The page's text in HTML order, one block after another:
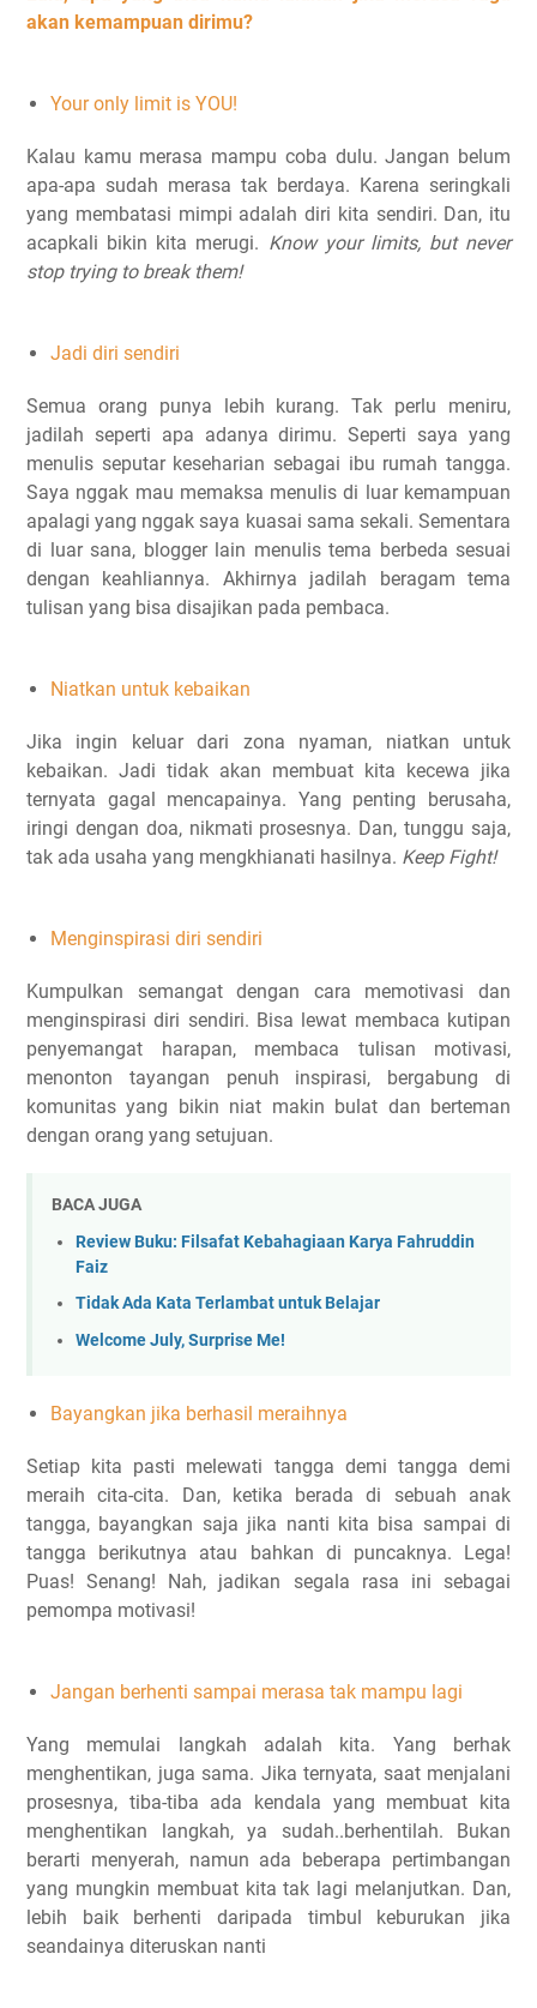
akan kemampuan dirimu?
Your only limit is YOU!
Kalau kamu merasa mampu coba dulu. Jangan belum
apa-apa sudah merasa tak berdaya. Karena seringkali
yang membatasi mimpi adalah diri kita sendiri. Dan, itu
acapkali bikin kita merugi. Know your limits, but never
stop trying to break them!
Jadi diri sendiri
Semua orang punya lebih kurang. Tak perlu meniru,
jadilah seperti apa adanya dirimu. Seperti saya yang
menulis seputar keseharian sebagai ibu rumah tangga.
Saya nggak mau memaksa menulis di luar kemampuan
apalagi yang nggak saya kuasai sama sekali. Sementara
di luar sana, blogger lain menulis tema berbeda sesuai
dengan keahliannya. Akhirnya jadilah beragam tema
tulisan yang bisa disajikan pada pembaca.
Niatkan untuk kebaikan
Jika ingin keluar dari zona nyaman, niatkan untuk
kebaikan. Jadi tidak akan membuat kita kecewa jika
ternyata gagal mencapainya. Yang penting berusaha,
iringi dengan doa, nikmati prosesnya. Dan, tunggu saja,
tak ada usaha yang mengkhianati hasilnya. Keep Fight!
Menginspirasi diri sendiri
Kumpulkan semangat dengan cara memotivasi dan
menginspirasi diri sendiri. Bisa lewat membaca kutipan
penyemangat harapan, membaca tulisan motivasi,
menonton tayangan penuh inspirasi, bergabung di
komunitas yang bikin niat makin bulat dan berteman
dengan orang yang setujuan.
BACA JUGA
Review Buku: Filsafat Kebahagiaan Karya Fahruddin
Faiz
Tidak Ada Kata Terlambat untuk Belajar
Welcome July, Surprise Me!
Bayangkan jika berhasil meraihnya
Setiap kita pasti melewati tangga demi tangga demi
meraih cita-cita. Dan, ketika berada di sebuah anak
tangga, bayangkan saja jika nanti kita bisa sampai di
tangga berikutnya atau bahkan di puncaknya. Lega!
Puas! Senang! Nah, jadikan segala rasa ini sebagai
pemompa motivasi!
Jangan berhenti sampai merasa tak mampu lagi
Yang memulai langkah adalah kita. Yang berhak
menghentikan, juga sama. Jika ternyata, saat menjalani
prosesnya, tiba-tiba ada kendala yang membuat kita
menghentikan langkah, ya sudah..berhentilah. Bukan
berarti menyerah, namun ada beberapa pertimbangan
yang mungkin membuat kita tak lagi melanjutkan. Dan,
lebih baik berhenti daripada timbul keburukan jika
seandainya diteruskan nanti